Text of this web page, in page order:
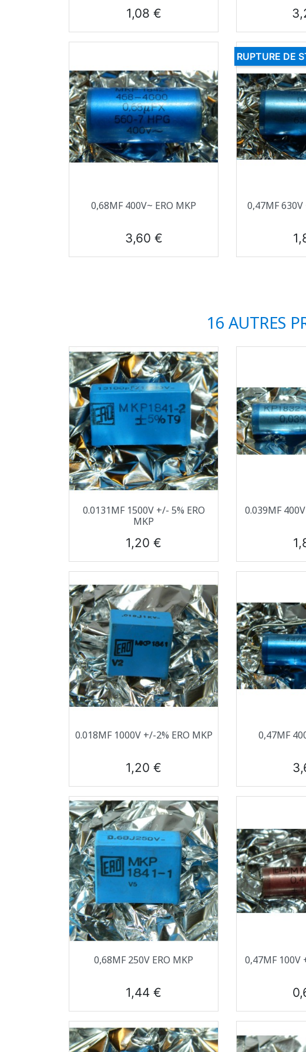
Prix
1,08 €
Aperçu rapide
0,68ΜF 400V~ ERO MKP
Prix
3,60 €

0,47ΜF 630V
RUPTURE DE
16 AUTRES
 Aperçu rapide
0.0131ΜF 1500V +/- 5% ERO
MKP
Prix
1,20 €

0.039ΜF
Aperçu rapide
0.018ΜF 1000V +/-2% ERO MKP
Prix
1,20 €

0,47ΜF
Aperçu rapide
0,68ΜF 250V ERO MKP
Prix
1,44 €

0,47ΜF 100V